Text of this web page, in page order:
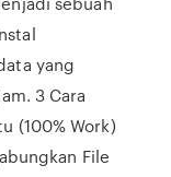
yang
3 Cara
(100% Work)
File